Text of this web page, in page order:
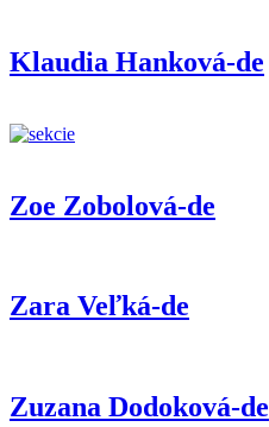
Klaudia Hanková-de
Zoe Zobolová-de
Zara Veľká-de
Zuzana Dodoková-de